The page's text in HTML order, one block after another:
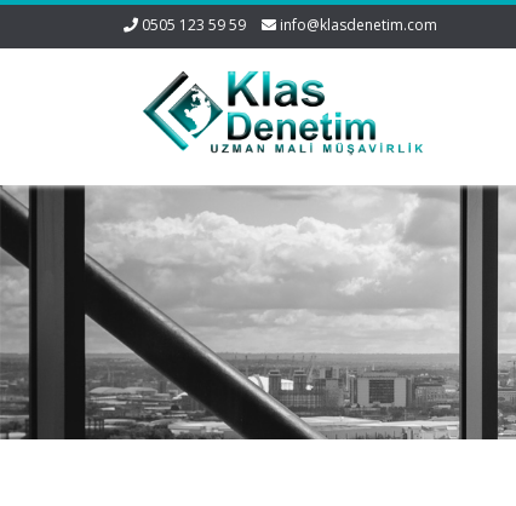
0505 123 59 59 info@klasdenetim.com